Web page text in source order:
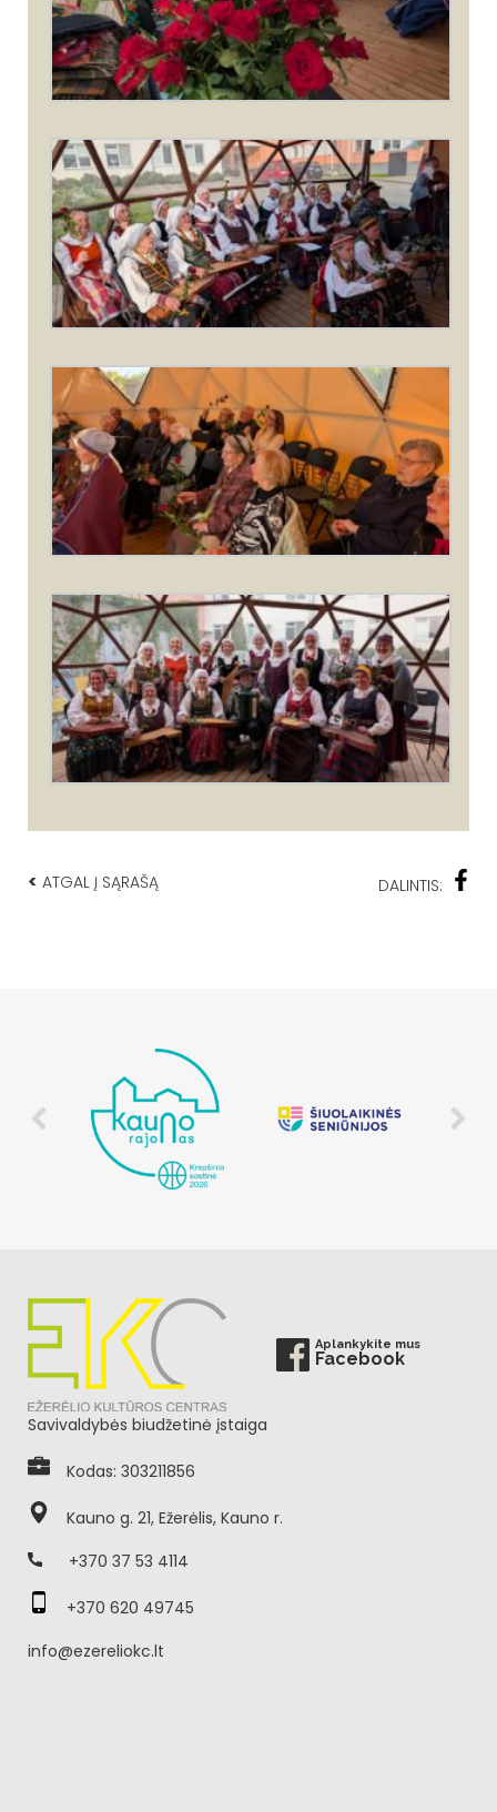
< ATGAL Į SĄRAŠĄ DALINTIS:
Aplankykite mus
Facebook
Savivaldybės biudžetinė įstaiga
Kodas: 303211856
Kauno g. 21, Ežerėlis, Kauno r.
+370 37 53 4114
+370 620 49745
info@ezereliokc.lt